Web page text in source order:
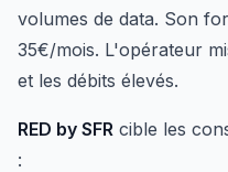
volumes de data. Son
35€/mois. L'opérateur
et les débits élevés.
RED by SFR cible les
: